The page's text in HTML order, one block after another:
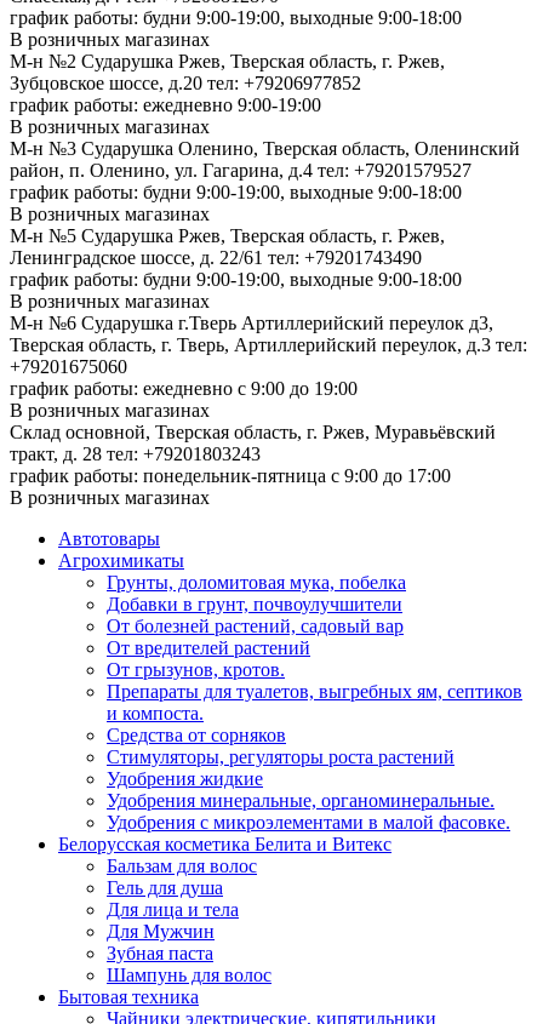
график работы: будни 9:00-19:00, выходные 9:00-18:00
В розничных магазинах
М-н №2 Cударушка Ржев, Тверская область, г. Ржев,
Зубцовское шоссе, д.20 тел: +79206977852
график работы: ежедневно 9:00-19:00
В розничных магазинах
М-н №3 Сударушка Оленино, Тверская область, Оленинский
район, п. Оленино, ул. Гагарина, д.4 тел: +79201579527
график работы: будни 9:00-19:00, выходные 9:00-18:00
В розничных магазинах
М-н №5 Сударушка Ржев, Тверская область, г. Ржев,
Ленинградское шоссе, д. 22/61 тел: +79201743490
график работы: будни 9:00-19:00, выходные 9:00-18:00
В розничных магазинах
М-н №6 Сударушка г.Тверь Артиллерийский переулок д3,
Тверская область, г. Тверь, Артиллерийский переулок, д.3 тел:
+79201675060
график работы: ежедневно с 9:00 до 19:00
В розничных магазинах
Склад основной, Тверская область, г. Ржев, Муравьёвский
тракт, д. 28 тел: +79201803243
график работы: понедельник-пятница с 9:00 до 17:00
В розничных магазинах
Автотовары
Агрохимикаты
Грунты, доломитовая мука, побелка
Добавки в грунт, почвоулучшители
От болезней растений, садовый вар
От вредителей растений
От грызунов, кротов.
Препараты для туалетов, выгребных ям, септиков
и компоста.
Средства от сорняков
Стимуляторы, регуляторы роста растений
Удобрения жидкие
Удобрения минеральные, органоминеральные.
Удобрения с микроэлементами в малой фасовке.
Белорусская косметика Белита и Витекс
Бальзам для волос
Гель для душа
Для лица и тела
Для Мужчин
Зубная паста
Шампунь для волос
Бытовая техника
Чайники электрические, кипятильники